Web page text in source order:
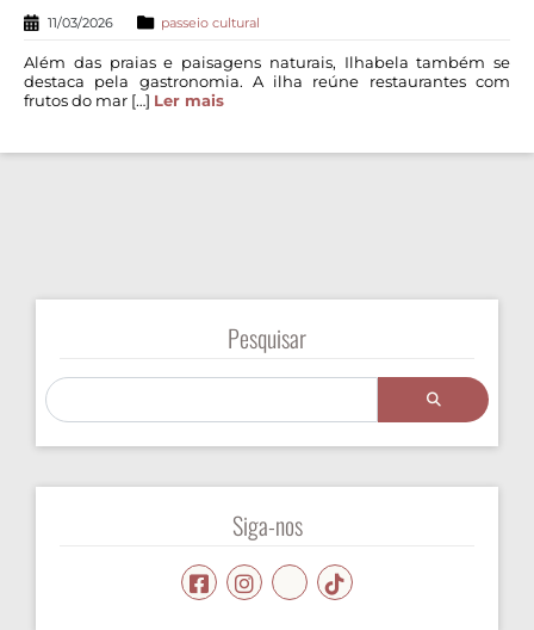
11/03/2026 passeio cultural
Além das praias e paisagens naturais, Ilhabela também se
destaca pela gastronomia. A ilha reúne restaurantes com
frutos do mar […] Ler mais
Pesquisar
Siga-nos